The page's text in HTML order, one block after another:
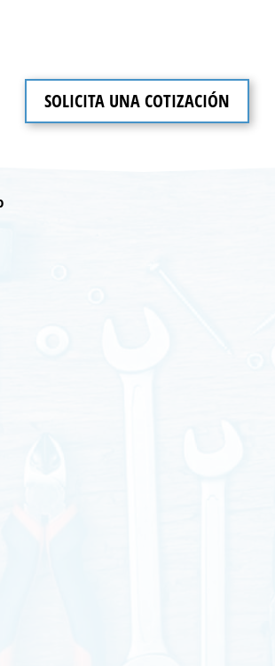
SOLICITA UNA COTIZACIÓN